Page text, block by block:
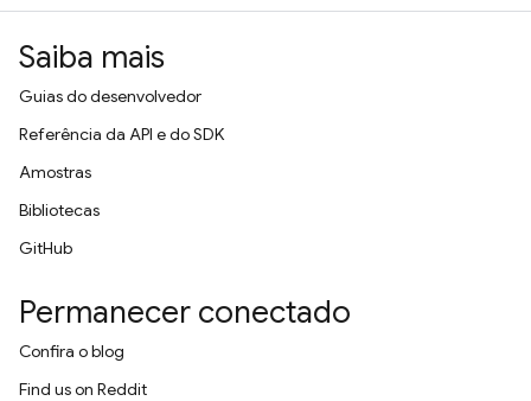
Saiba mais
Guias do desenvolvedor
Referência da API e do SDK
Amostras
Bibliotecas
GitHub
Permanecer conectado
Confira o blog
Find us on Reddit